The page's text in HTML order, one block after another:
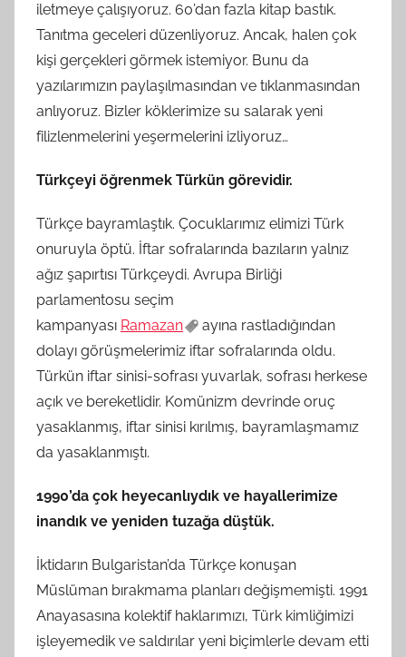
iletmeye çalışıyoruz. 60’dan fazla kitap bastık.
Tanıtma geceleri düzenliyoruz. Ancak, halen çok
kişi gerçekleri görmek istemiyor. Bunu da
yazılarımızın paylaşılmasından ve tıklanmasından
anlıyoruz. Bizler köklerimize su salarak yeni
filizlenmelerini yeşermelerini izliyoruz…
Türkçeyi öğrenmek Türkün görevidir.
Türkçe bayramlaştık. Çocuklarımız elimizi Türk
onuruyla öptü. İftar sofralarında bazıların yalnız
ağız şapırtısı Türkçeydi. Avrupa Birliği
parlamentosu seçim
kampanyası Ramazan
ayına rastladığından
dolayı görüşmelerimiz iftar sofralarında oldu.
Türkün iftar sinisi-sofrası yuvarlak, sofrası herkese
açık ve bereketlidir. Komünizm devrinde oruç
yasaklanmış, iftar sinisi kırılmış, bayramlaşmamız
da yasaklanmıştı.
1990’da çok heyecanlıydık ve hayallerimize
inandık ve yeniden tuzağa düştük.
İktidarın Bulgaristan’da Türkçe konuşan
Müslüman bırakmama planları değişmemişti. 1991
Anayasasına kolektif haklarımızı, Türk kimliğimizi
işleyemedik ve saldırılar yeni biçimlerle devam etti